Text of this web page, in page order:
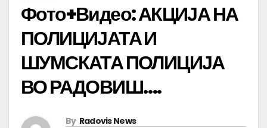
Фото+Видео: АКЦИЈА НА
ПОЛИЦИЈАТА И
ШУМСКАТА ПОЛИЦИЈА
ВО РАДОВИШ….
By Radovis News